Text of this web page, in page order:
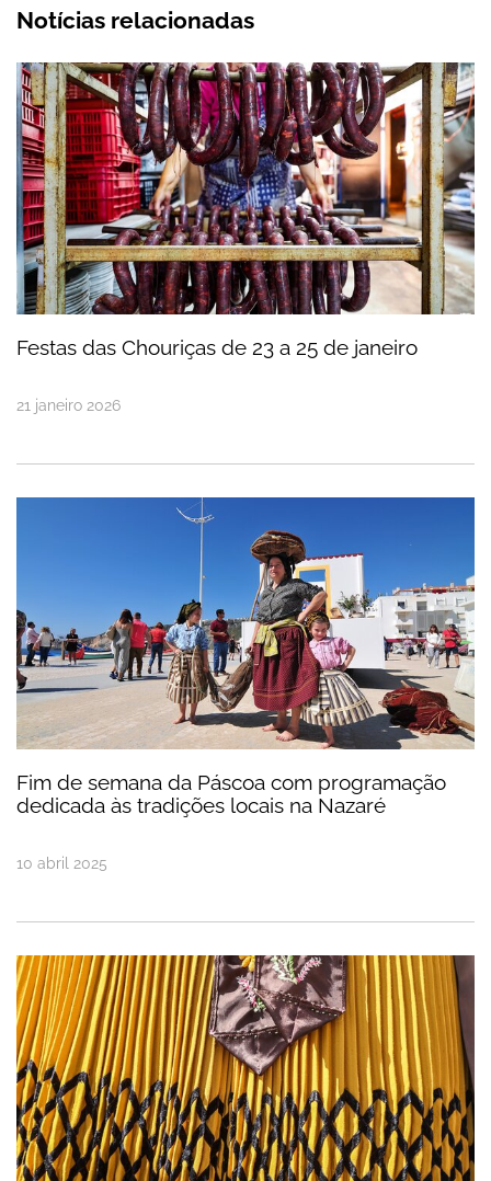
Notícias relacionadas
Festas das Chouriças de 23 a 25 de janeiro
Festas das Chouriças de 23 a 25 de janeiro
21 janeiro 2026
Fim de semana da Páscoa com programação
Fim de semana da Páscoa com programação
dedicada às tradições locais na Nazaré
10 abril 2025
Nazaré celebra a tradição com o Concurso do